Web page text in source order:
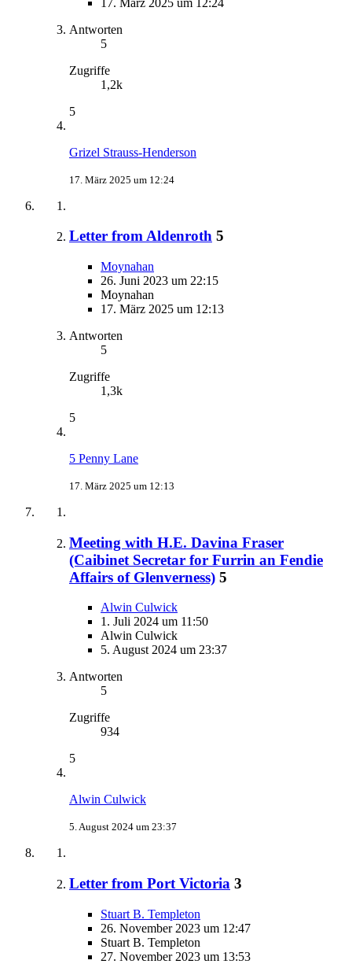
Antworten
5
Zugriffe
1,2k
5
Grizel Strauss-Henderson
17. März 2025 um 12:24
Letter from Aldenroth 5
Moynahan
26. Juni 2023 um 22:15
Moynahan
17. März 2025 um 12:13
Antworten
5
Zugriffe
1,3k
5
5 Penny Lane
17. März 2025 um 12:13
Meeting with H.E. Davina Fraser
(Caibinet Secretar for Furrin an Fendie
Affairs of Glenverness) 5
Alwin Culwick
1. Juli 2024 um 11:50
Alwin Culwick
5. August 2024 um 23:37
Antworten
5
Zugriffe
934
5
Alwin Culwick
5. August 2024 um 23:37
Letter from Port Victoria 3
Stuart B. Templeton
26. November 2023 um 12:47
Stuart B. Templeton
27. November 2023 um 13:53